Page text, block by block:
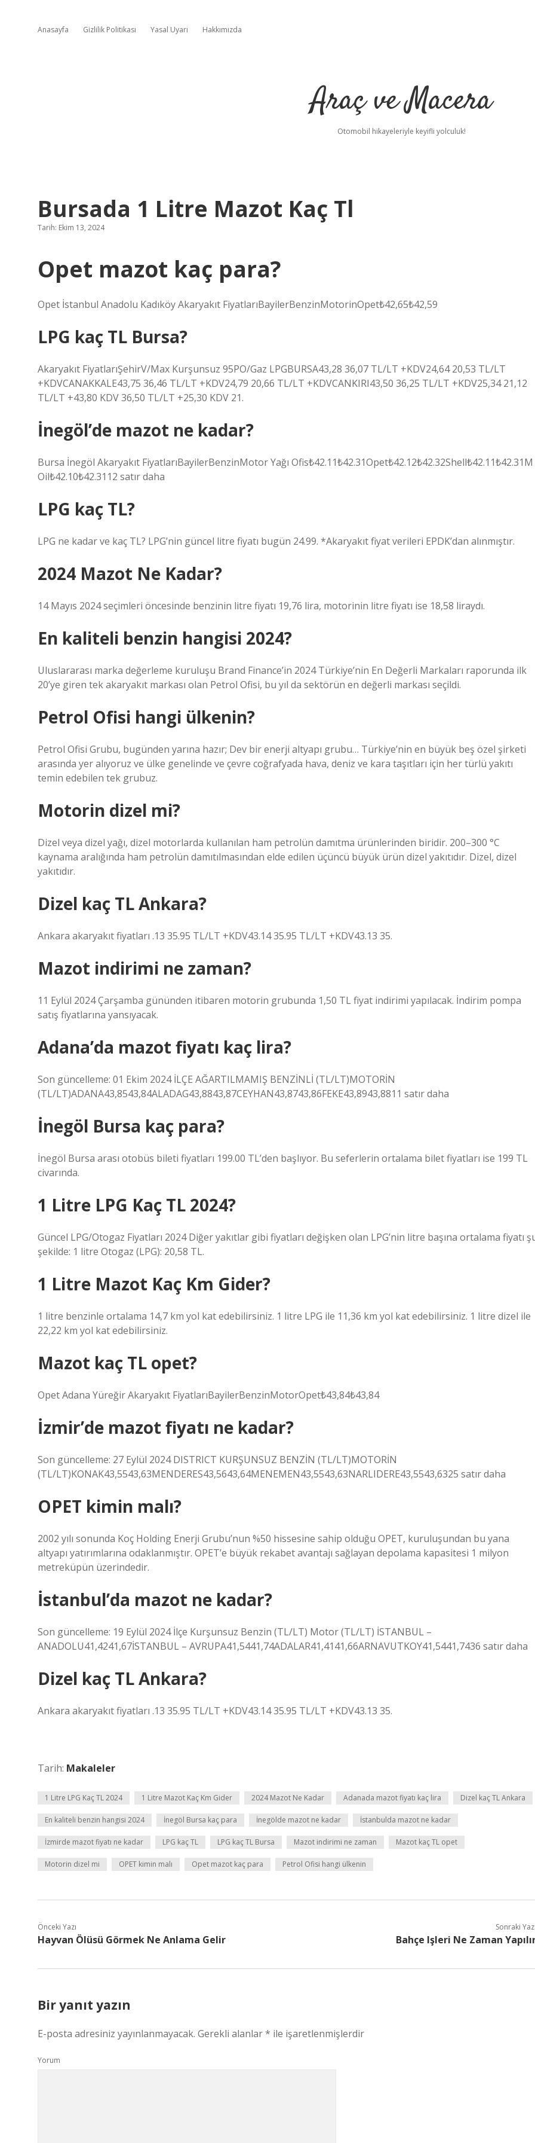
Anasayfa Gizlilik Politikası Yasal Uyarı Hakkımızda
Araç ve Macera
Otomobil hikayeleriyle keyifli yolculuk!
Bursada 1 Litre Mazot Kaç Tl
Tarih: Ekim 13, 2024
Opet mazot kaç para?
Opet İstanbul Anadolu Kadıköy Akaryakıt FiyatlarıBayilerBenzinMotorinOpet₺42,65₺42,59
LPG kaç TL Bursa?
Akaryakıt FiyatlarıŞehirV/Max Kurşunsuz 95PO/Gaz LPGBURSA43,28 36,07 TL/LT +KDV24,64 20,53 TL/LT
+KDVCANAKKALE43,75 36,46 TL/LT +KDV24,79 20,66 TL/LT +KDVCANKIRI43,50 36,25 TL/LT +KDV25,34 21,12
TL/LT +43,80 KDV 36,50 TL/LT +25,30 KDV 21.
İnegöl’de mazot ne kadar?
Bursa İnegöl Akaryakıt FiyatlarıBayilerBenzinMotor Yağı Ofis₺42.11₺42.31Opet₺42.12₺42.32Shell₺42.11₺42.31M
Oil₺42.10₺42.3112 satır daha
LPG kaç TL?
LPG ne kadar ve kaç TL? LPG’nin güncel litre fiyatı bugün 24.99. *Akaryakıt fiyat verileri EPDK’dan alınmıştır.
2024 Mazot Ne Kadar?
14 Mayıs 2024 seçimleri öncesinde benzinin litre fiyatı 19,76 lira, motorinin litre fiyatı ise 18,58 liraydı.
En kaliteli benzin hangisi 2024?
Uluslararası marka değerleme kuruluşu Brand Finance’in 2024 Türkiye’nin En Değerli Markaları raporunda ilk
20’ye giren tek akaryakıt markası olan Petrol Ofisi, bu yıl da sektörün en değerli markası seçildi.
Petrol Ofisi hangi ülkenin?
Petrol Ofisi Grubu, bugünden yarına hazır; Dev bir enerji altyapı grubu… Türkiye’nin en büyük beş özel şirketi
arasında yer alıyoruz ve ülke genelinde ve çevre coğrafyada hava, deniz ve kara taşıtları için her türlü yakıtı
temin edebilen tek grubuz.
Motorin dizel mi?
Dizel veya dizel yağı, dizel motorlarda kullanılan ham petrolün damıtma ürünlerinden biridir. 200–300 °C
kaynama aralığında ham petrolün damıtılmasından elde edilen üçüncü büyük ürün dizel yakıtıdır. Dizel, dizel
yakıtıdır.
Dizel kaç TL Ankara?
Ankara akaryakıt fiyatları .13 35.95 TL/LT +KDV43.14 35.95 TL/LT +KDV43.13 35.
Mazot indirimi ne zaman?
11 Eylül 2024 Çarşamba gününden itibaren motorin grubunda 1,50 TL fiyat indirimi yapılacak. İndirim pompa
satış fiyatlarına yansıyacak.
Adana’da mazot fiyatı kaç lira?
Son güncelleme: 01 Ekim 2024 İLÇE AĞARTILMAMIŞ BENZİNLİ (TL/LT)MOTORİN
(TL/LT)ADANA43,8543,84ALADAG43,8843,87CEYHAN43,8743,86FEKE43,8943,8811 satır daha
İnegöl Bursa kaç para?
İnegöl Bursa arası otobüs bileti fiyatları 199.00 TL’den başlıyor. Bu seferlerin ortalama bilet fiyatları ise 199 TL
civarında.
1 Litre LPG Kaç TL 2024?
Güncel LPG/Otogaz Fiyatları 2024 Diğer yakıtlar gibi fiyatları değişken olan LPG’nin litre başına ortalama fiyatı
şekilde: 1 litre Otogaz (LPG): 20,58 TL.
1 Litre Mazot Kaç Km Gider?
1 litre benzinle ortalama 14,7 km yol kat edebilirsiniz. 1 litre LPG ile 11,36 km yol kat edebilirsiniz. 1 litre dizel ile
22,22 km yol kat edebilirsiniz.
Mazot kaç TL opet?
Opet Adana Yüreğir Akaryakıt FiyatlarıBayilerBenzinMotorOpet₺43,84₺43,84
İzmir’de mazot fiyatı ne kadar?
Son güncelleme: 27 Eylül 2024 DISTRICT KURŞUNSUZ BENZİN (TL/LT)MOTORİN
(TL/LT)KONAK43,5543,63MENDERES43,5643,64MENEMEN43,5543,63NARLIDERE43,5543,6325 satır daha
OPET kimin malı?
2002 yılı sonunda Koç Holding Enerji Grubu’nun %50 hissesine sahip olduğu OPET, kuruluşundan bu yana
altyapı yatırımlarına odaklanmıştır. OPET’e büyük rekabet avantajı sağlayan depolama kapasitesi 1 milyon
metreküpün üzerindedir.
İstanbul’da mazot ne kadar?
Son güncelleme: 19 Eylül 2024 İlçe Kurşunsuz Benzin (TL/LT) Motor (TL/LT) İSTANBUL –
ANADOLU41,4241,67İSTANBUL – AVRUPA41,5441,74ADALAR41,4141,66ARNAVUTKOY41,5441,7436 satır daha
Dizel kaç TL Ankara?
Ankara akaryakıt fiyatları .13 35.95 TL/LT +KDV43.14 35.95 TL/LT +KDV43.13 35.
Tarih: Makaleler
1 Litre LPG Kaç TL 2024 1 Litre Mazot Kaç Km Gider 2024 Mazot Ne Kadar Adanada mazot fiyatı kaç lira Dizel kaç TL Ankara
En kaliteli benzin hangisi 2024 İnegöl Bursa kaç para İnegölde mazot ne kadar İstanbulda mazot ne kadar
İzmirde mazot fiyatı ne kadar LPG kaç TL LPG kaç TL Bursa Mazot indirimi ne zaman Mazot kaç TL opet
Motorin dizel mi OPET kimin malı Opet mazot kaç para Petrol Ofisi hangi ülkenin
Önceki Yazı
Hayvan Ölüsü Görmek Ne Anlama Gelir
Sonraki
Bahçe Işleri Ne Zaman
Bir yanıt yazın
E-posta adresiniz yayınlanmayacak. Gerekli alanlar* ile işaretlenmişlerdir
Yorum